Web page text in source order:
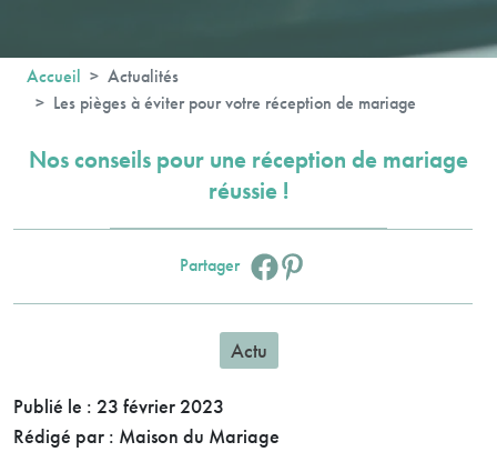
Accueil
Actualités
Les pièges à éviter pour votre réception de mariage
Nos conseils pour une réception de mariage
réussie !
Partager Facebook :
Actu
Publié le : 23 février 2023
Rédigé par : Maison du Mariage